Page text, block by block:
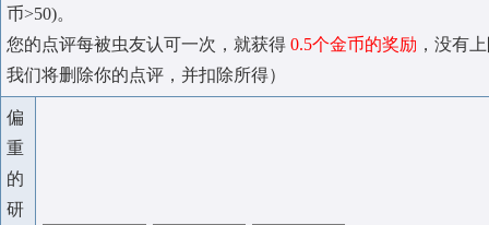
币>50)。
您的点评每被虫友认可一次，就获得 0.5个金币的奖励 ，没有
我们将删除你的点评，并扣除所得）
偏
重
的
研